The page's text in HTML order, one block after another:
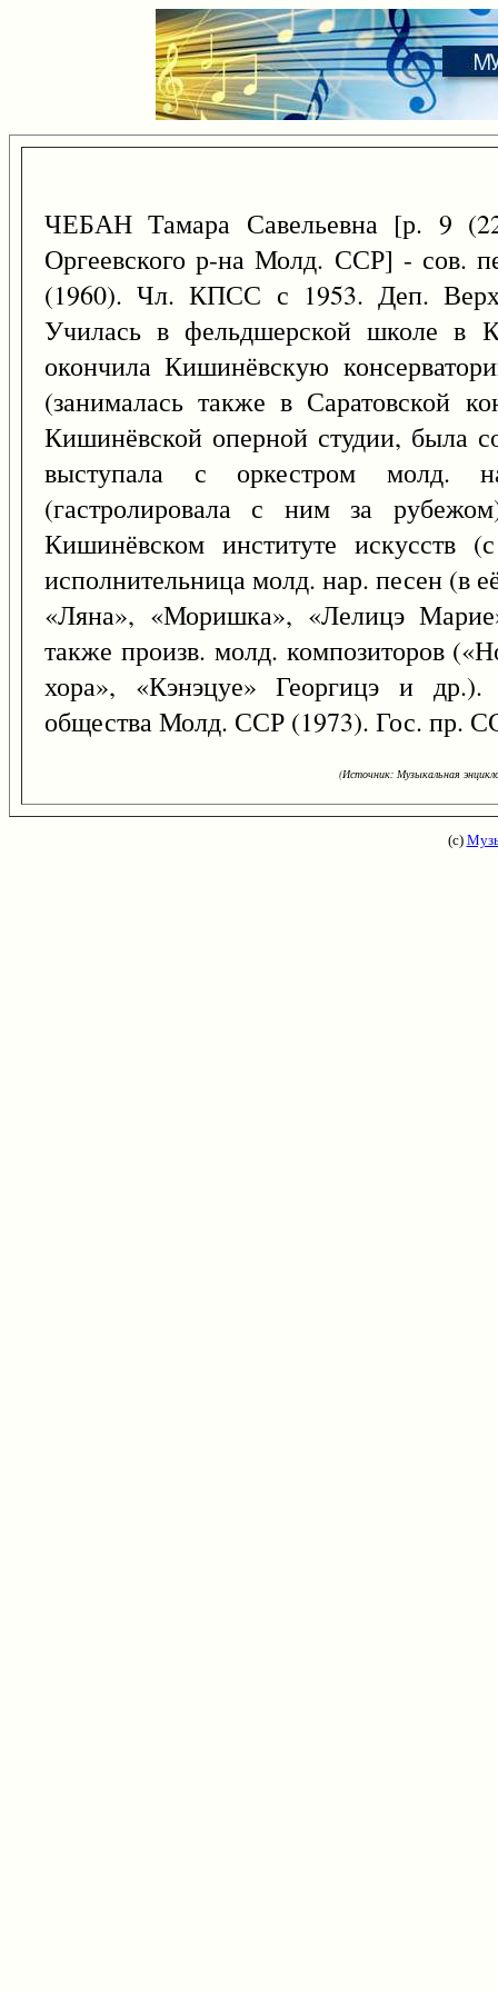
ЧЕБАН Тамара Савельевна [р. 9
Оргеевского р-на Молд. ССР] - сов.
(1960). Чл. КПСС с 1953. Деп.
Училась в фельдшерской школе в
окончила Кишинёвскую
(занималась также в Саратовской
Кишинёвской оперной студии, была
выступала с оркестром молд.
(гастролировала с ним за
Кишинёвском институте искусств
исполнительница молд. нар. песен (в
«Ляна», «Моришка», «Лелицэ
также произв. молд. композиторов
хора», «Кэнэцуе» Георгицэ и
общества Молд. ССР (1973). Гос. пр.
(Источник: Музыкальная
(с)